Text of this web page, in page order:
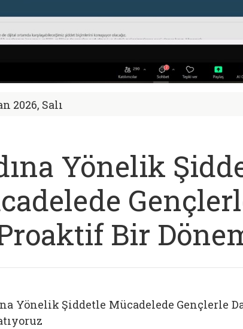
2026, Salı
Yönelik
Bir
Yönelik Şiddetle Mücadelede Gençlerle